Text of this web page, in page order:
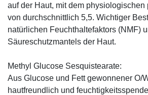
auf der Haut, mit dem physiologischen
von durchschnittlich 5,5. Wichtiger
natürlichen Feuchthaltefaktors (NMF)
Säureschutzmantels der Haut.
Methyl Glucose Sesquistearate:
Aus Glucose und Fett gewonnener O/
hautfreundlich und